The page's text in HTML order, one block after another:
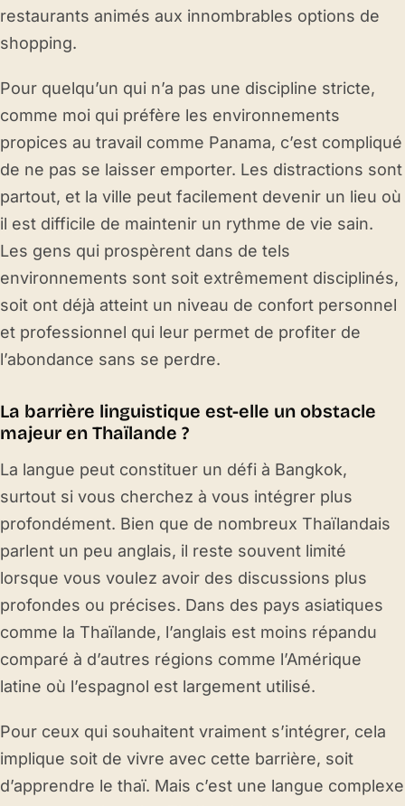
restaurants animés aux innombrables options de
shopping.
Pour quelqu’un qui n’a pas une discipline stricte,
comme moi qui préfère les environnements
propices au travail comme Panama, c’est compliqué
de ne pas se laisser emporter. Les distractions sont
partout, et la ville peut facilement devenir un lieu où
il est difficile de maintenir un rythme de vie sain.
Les gens qui prospèrent dans de tels
environnements sont soit extrêmement disciplinés,
soit ont déjà atteint un niveau de confort personnel
et professionnel qui leur permet de profiter de
l’abondance sans se perdre.
La barrière linguistique est-elle un obstacle
majeur en Thaïlande ?
La langue peut constituer un défi à Bangkok,
surtout si vous cherchez à vous intégrer plus
profondément. Bien que de nombreux Thaïlandais
parlent un peu anglais, il reste souvent limité
lorsque vous voulez avoir des discussions plus
profondes ou précises. Dans des pays asiatiques
comme la Thaïlande, l’anglais est moins répandu
comparé à d’autres régions comme l’Amérique
latine où l’espagnol est largement utilisé.
Pour ceux qui souhaitent vraiment s’intégrer, cela
implique soit de vivre avec cette barrière, soit
d’apprendre le thaï. Mais c’est une langue complexe